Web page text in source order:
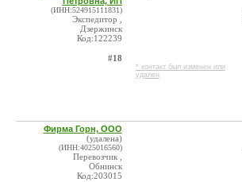
(ИНН:524915111831)
Экспедитор ,
Дзержинск
Код:122239
#18
* контакт был изменен или
удален
Фирма Горн, ООО
(удалена)
(ИНН:4025016560)
Перевозчик ,
Обнинск
Код:203015